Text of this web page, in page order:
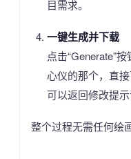
目需求。
一键生成并下载
点击“Generate”
心仪的那个，直
可以返回修改提
整个过程无需任何绘